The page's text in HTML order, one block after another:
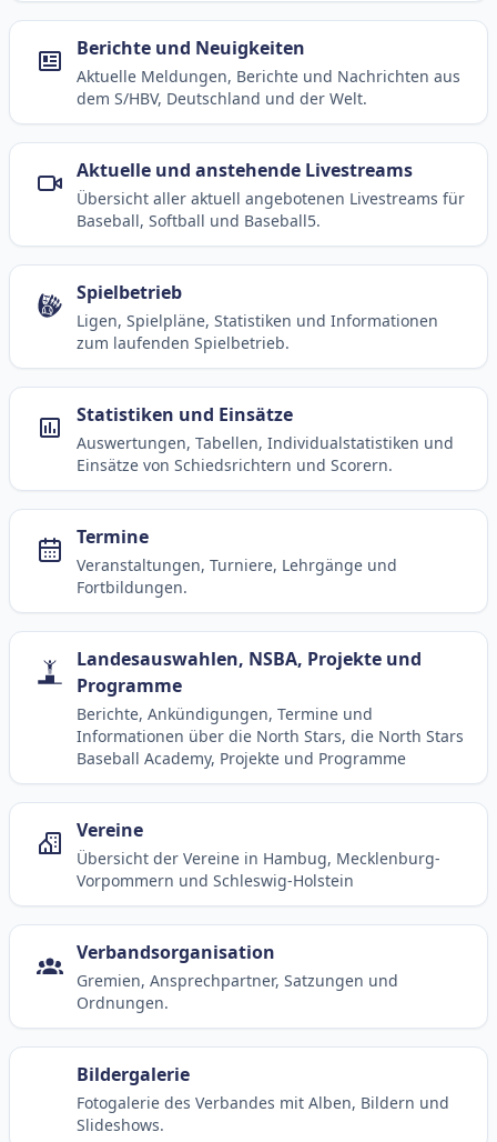
Berichte und Neuigkeiten
Aktuelle Meldungen, Berichte und Nachrichten aus
dem S/HBV, Deutschland und der Welt.
Aktuelle und anstehende Livestreams
Übersicht aller aktuell angebotenen Livestreams für
Baseball, Softball und Baseball5.
Spielbetrieb
Ligen, Spielpläne, Statistiken und Informationen
zum laufenden Spielbetrieb.
Statistiken und Einsätze
Auswertungen, Tabellen, Individualstatistiken und
Einsätze von Schiedsrichtern und Scorern.
Termine
Veranstaltungen, Turniere, Lehrgänge und
Fortbildungen.
Landesauswahlen, NSBA, Projekte und
Programme
Berichte, Ankündigungen, Termine und
Informationen über die North Stars, die North Stars
Baseball Academy, Projekte und Programme
Vereine
Übersicht der Vereine in Hambug, Mecklenburg-
Vorpommern und Schleswig-Holstein
Verbandsorganisation
Gremien, Ansprechpartner, Satzungen und
Ordnungen.
Bildergalerie
Fotogalerie des Verbandes mit Alben, Bildern und
Slideshows.